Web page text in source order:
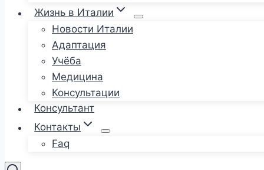
Жизнь в Италии
Новости Италии
Адаптация
Учёба
Медицина
Консультации
Консультант
Контакты
Faq